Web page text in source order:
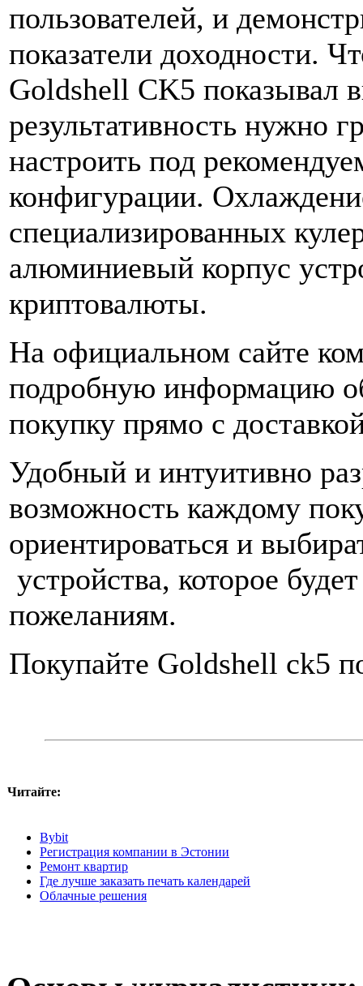
пользователей, и
показатели доходности.
Goldshell CK5 показывал
результативность нужно
настроить под
конфигурации.
специализированных
алюминиевый корпус
криптовалюты.
На официальном сайте
подробную информацию
покупку прямо с
Удобный и интуитивно
возможность каждому
ориентироваться и
устройства, которое
пожеланиям.
Покупайте Goldshell ck5
Читайте:
Bybit
Регистрация компании в Эстонии
Ремонт квартир
Где лучше заказать печать календарей
Облачные решения